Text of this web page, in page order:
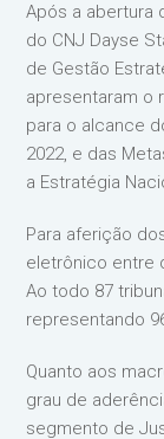
Após a abertura
do CNJ Dayse
de Gestão
apresentaram o
para o alcance
2022, e das
a Estratégia
Para aferição
eletrônico entre
Ao todo 87
representando
Quanto aos
grau de
segmento de